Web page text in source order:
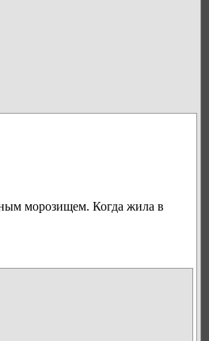
морозищем. Когда жила в